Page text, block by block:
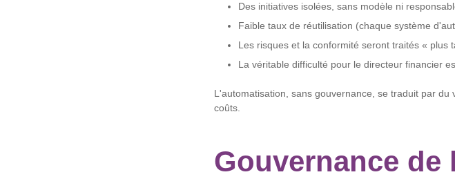
Des initiatives isolées, sans modèle ni
Faible taux de réutilisation (chaque système
Les risques et la conformité seront traités « plus
La véritable difficulté pour le directeur financier
L'automatisation, sans gouvernance, se traduit par
coûts.
Gouvernance